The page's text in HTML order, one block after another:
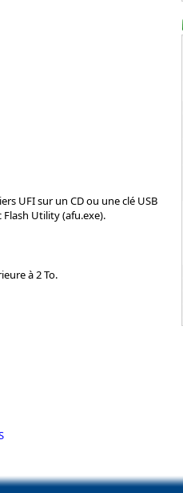
UFI sur un CD ou une clé USB
Utility (afu.exe).
à 2 To.